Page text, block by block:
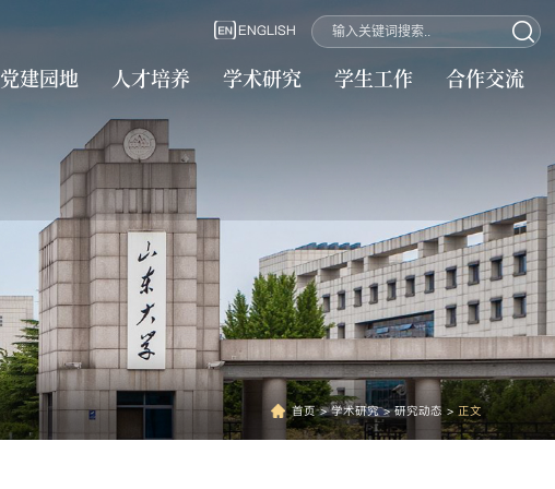
ENGLISH
党建园地 人才培养 学术研究 学生工作 合作交流
首页>学术研究>研究动态 > 正文